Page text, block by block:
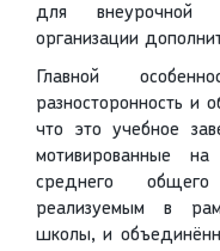
для внеурочной
организации
Главной
разносторонность и
что это учебное
мотивированные
среднего
реализуемым в
школы, и